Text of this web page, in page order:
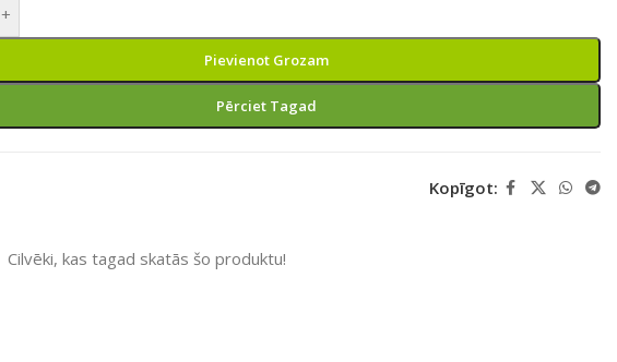
+
Pievienot Grozam
Pērciet Tagad
Kopīgot:
Cilvēki, kas tagad skatās šo produktu!